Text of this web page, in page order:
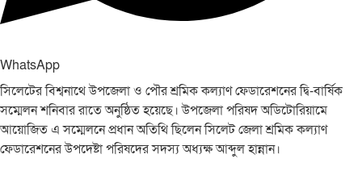
WhatsApp
সিলেটের বিশ্বনাথে উপজেলা ও পৌর শ্রমিক কল্যাণ ফেডারেশনের দ্বি-বার্ষিক
সম্মেলন শনিবার রাতে অনুষ্ঠিত হয়েছে। উপজেলা পরিষদ অডিটোরিয়ামে
আয়োজিত এ সম্মেলনে প্রধান অতিথি ছিলেন সিলেট জেলা শ্রমিক কল্যাণ
ফেডারেশনের উপদেষ্টা পরিষদের সদস্য অধ্যক্ষ আব্দুল হান্নান।